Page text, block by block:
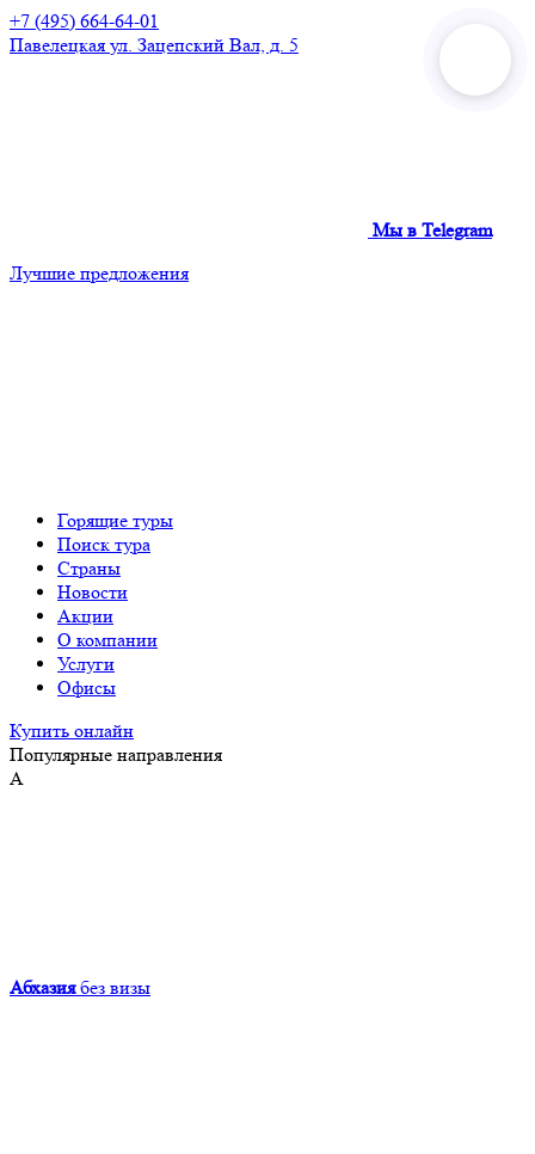
+7 (495) 664-64-01
Павелецкая ул. Зацепский Вал, д. 5
Мы в Telegram
Лучшие предложения
Горящие туры
Поиск тура
Страны
Новости
Акции
О компании
Услуги
Офисы
Купить онлайн
Популярные направления
А
Абхазия без визы